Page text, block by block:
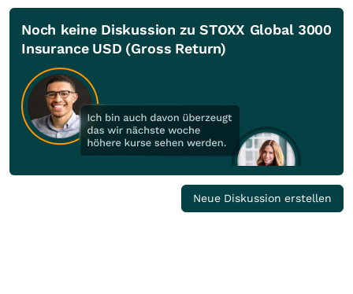
Noch keine Diskussion zu STOXX Global 3000
Insurance USD (Gross Return)
Neue Diskussion erstellen